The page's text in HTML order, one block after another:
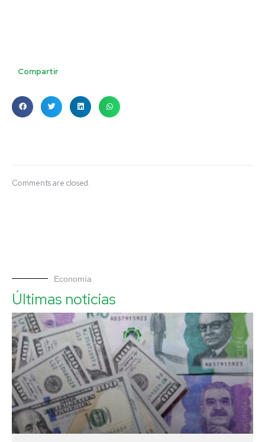
Compartir
Comments are closed.
Economía
Últimas noticias